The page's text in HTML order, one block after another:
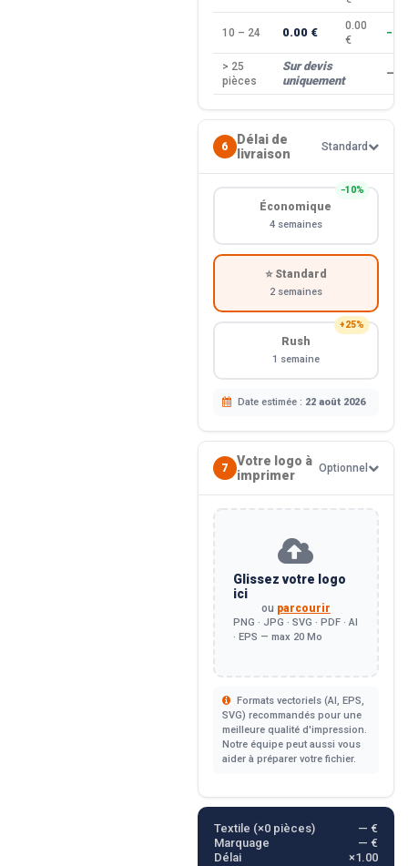
10 – 24 0.00 €
0.00
€
> 25
pièces
Sur devis
uniquement
—
6
Délai de
livraison
Standard
−10%
Économique
4 semaines
⭐ Standard
2 semaines
+25%
Rush
1 semaine
Date estimée : 22 août 2026
7
Votre logo à
imprimer
Optionnel
Glissez votre logo
ici
ou parcourir
PNG · JPG · SVG · PDF · AI
· EPS — max 20 Mo
Formats vectoriels (AI, EPS,
SVG) recommandés pour une
meilleure qualité d'impression.
Notre équipe peut aussi vous
aider à préparer votre fichier.
Textile (×0pièces)
— €
Marquage
— €
Délai
×1.00